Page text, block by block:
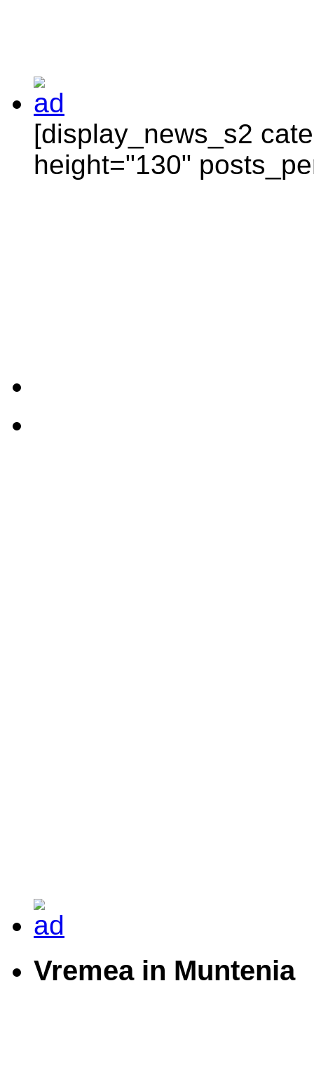
[display_news_s2
height="130"
Vremea in Muntenia